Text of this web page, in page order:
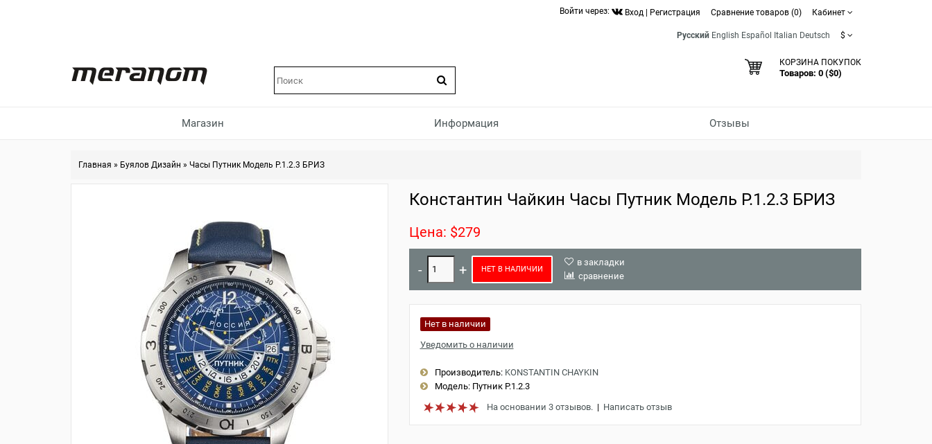
Войти через: Вход Регистрация Сравнение товаров (0) Кабинет
Русский English Español Italian Deutsch $
КОРЗИНА ПОКУПОК
Товаров: 0 ($0)
Магазин Информация Отзывы
Главная » Буялов Дизайн » Часы Путник Модель Р.1.2.3 БРИЗ
Константин Чайкин Часы Путник Модель Р.1.2.3 БРИЗ
Цена: $279
НЕТ В НАЛИЧИИ
в закладки
сравнение
Нет в наличии
Уведомить о наличии
Производитель: KONSTANTIN CHAYKIN
Модель:Путник Р.1.2.3
На основании 3 отзывов.| Написать отзыв